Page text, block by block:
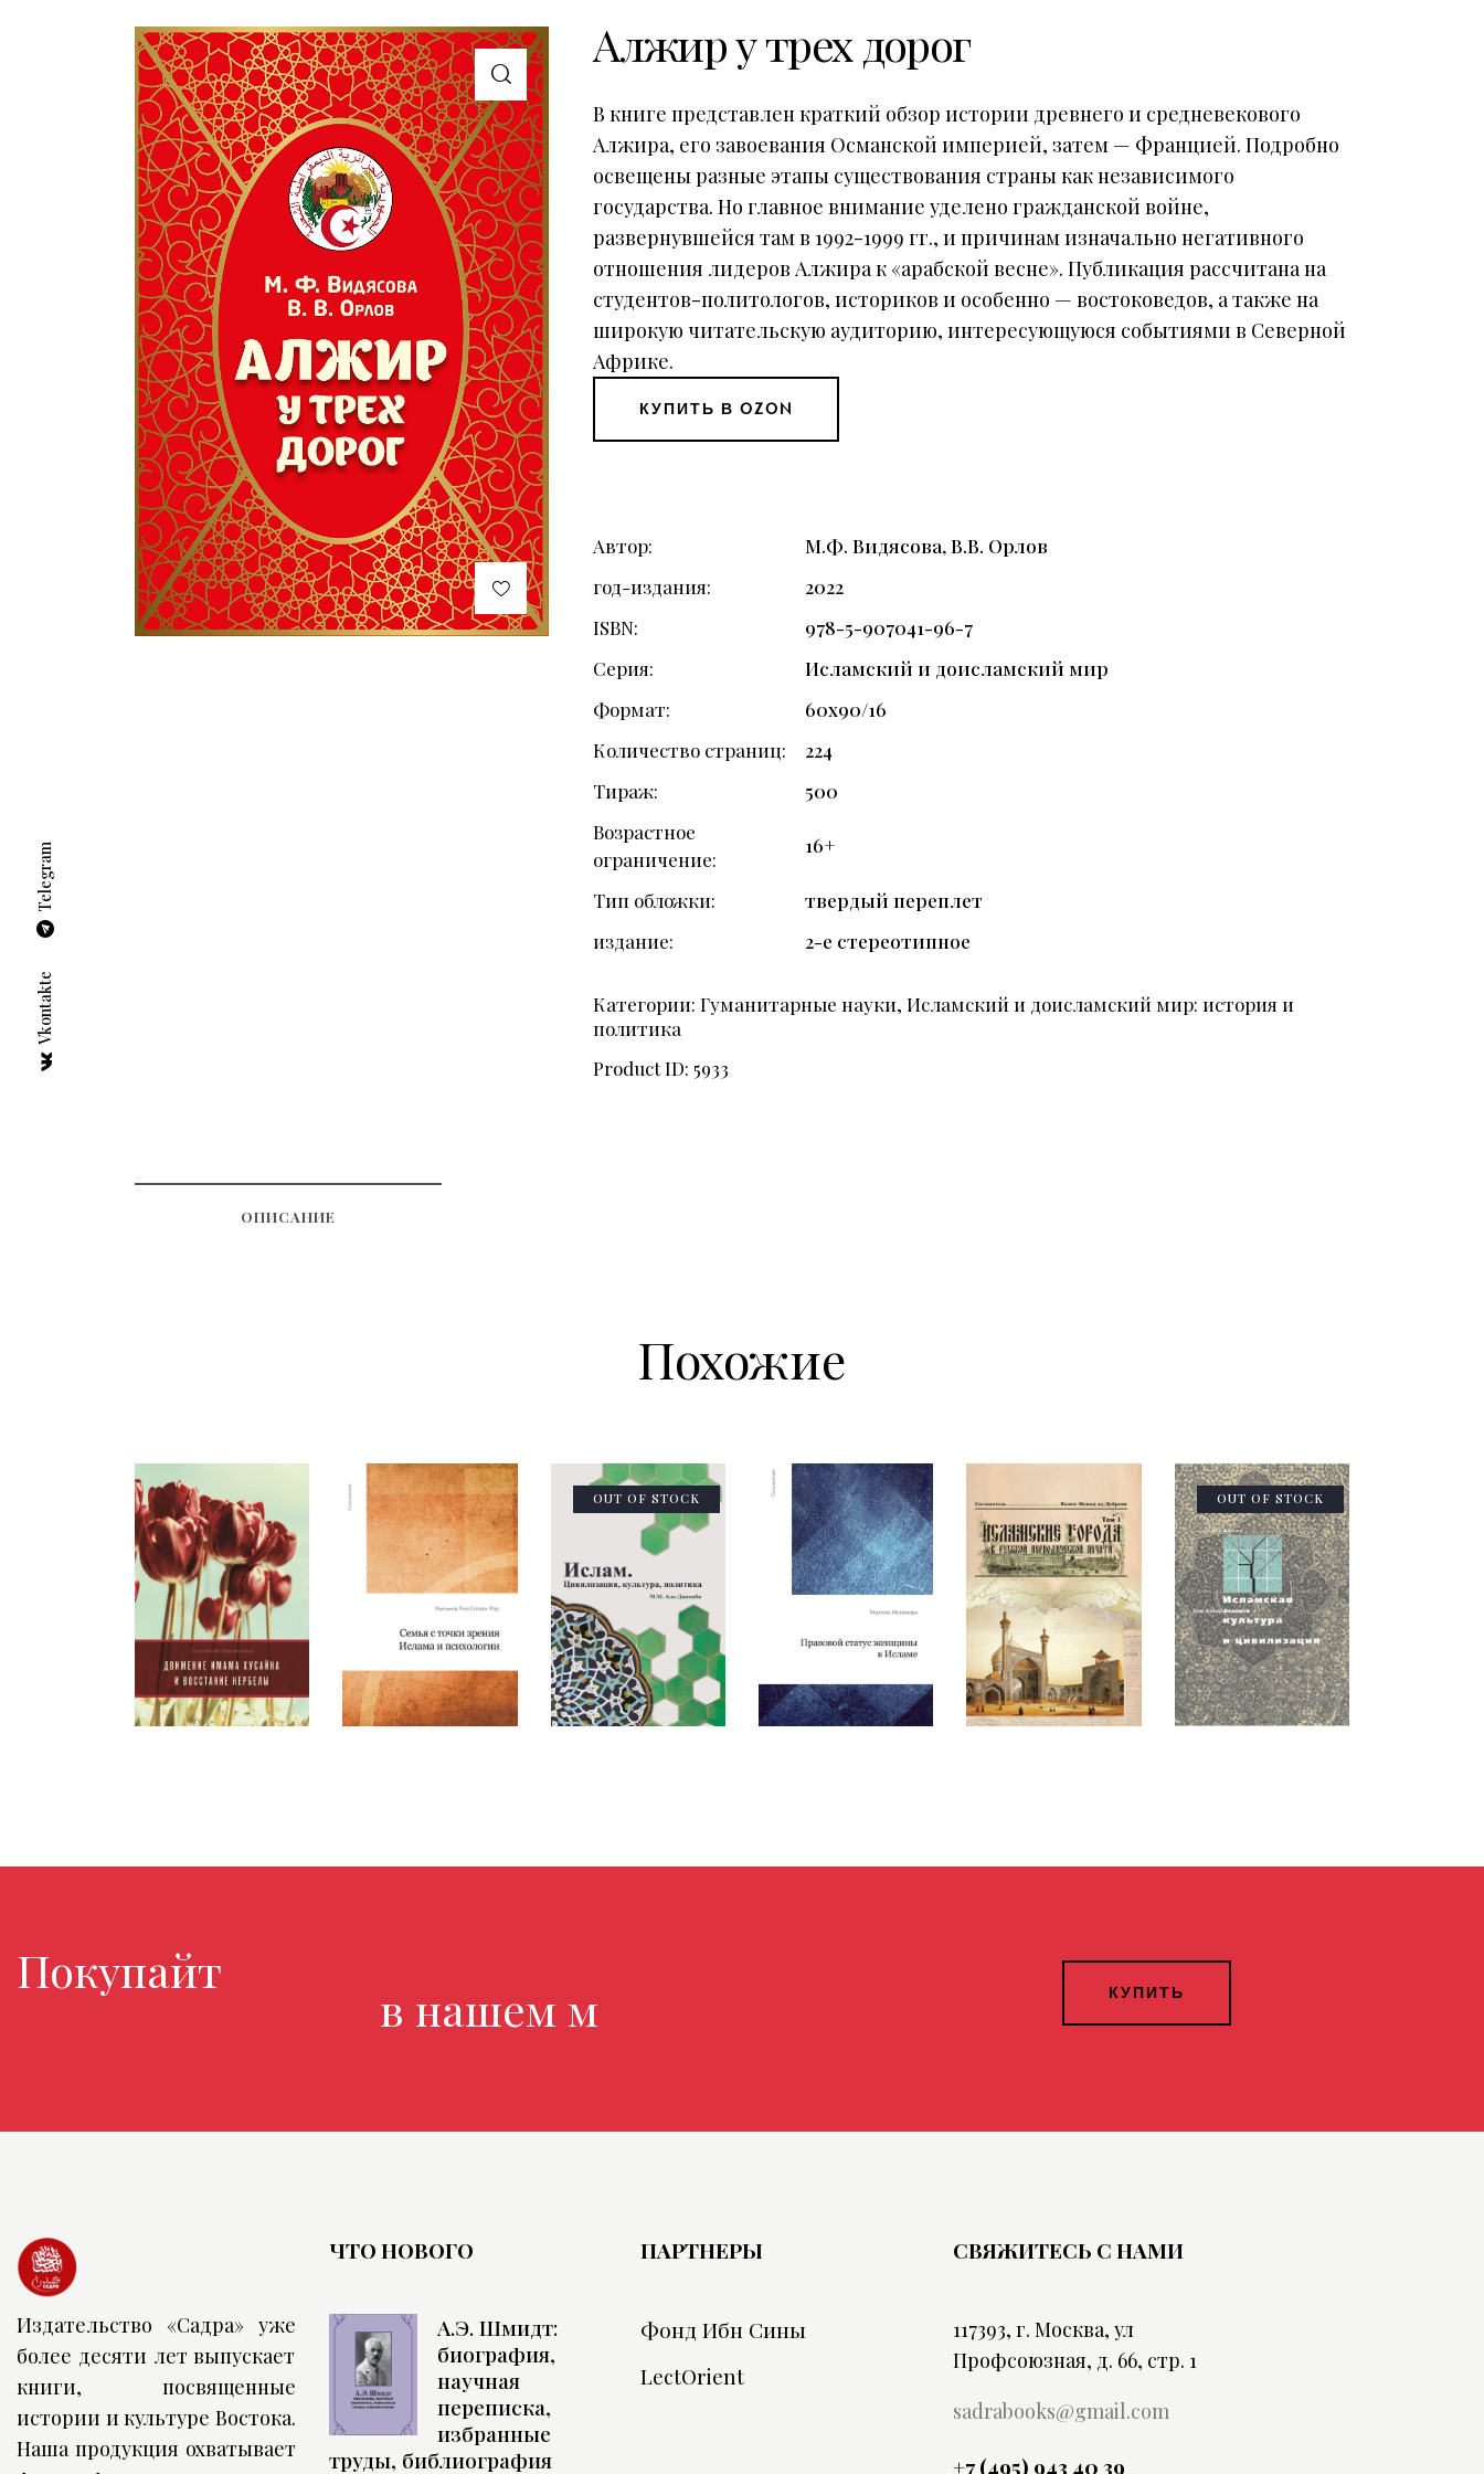
Алжир у трех дорог
В книге представлен краткий обзор истории древнего и средневекового
Алжира, его завоевания Османской империей, затем — Францией. Подробно
освещены разные этапы существования страны как независимого
государства. Но главное внимание уделено гражданской войне,
развернувшейся там в 1992-1999 гг., и причинам изначально негативного
отношения лидеров Алжира к «арабской весне». Публикация рассчитана на
студентов-политологов, историков и особенно — востоковедов, а также на
широкую читательскую аудиторию, интересующуюся событиями в Северной
Африке.
КУПИТЬ В OZON
Автор
М.Ф. Видясова, В.В. Орлов
год-издания
2022
ISBN
978-5-907041-96-7
Серия
Исламский и доисламский мир
Формат
60х90/16
Количество страниц
224
Тираж
500
Возрастное
ограничение
16+
Тип обложки
твердый переплет
издание
2-е стереотипное
Категории:Гуманитарные науки,Исламский и доисламский мир: история и
политика
Product ID: 5933
ОПИСАНИЕ
Похожие
OUT OF STOCK OUT OF STOCK
Покупайте любимые
в нашем магазине КУПИТЬ
Издательство «Садра» уже
более десяти лет выпускает
книги, посвященные
истории и культуре Востока.
Наша продукция охватывает
ЧТО НОВОГО
А.Э. Шмидт:
биография,
научная
переписка,
избранные
труды, библиография
ПАРТНЕРЫ
Фонд Ибн Сины
LectOrient
СВЯЖИТЕСЬ С НАМИ
117393, г. Москва, ул
Профсоюзная, д. 66, стр. 1
sadrabooks@gmail.com
+7 (495) 943 40 39
Vkontakte
Telegram